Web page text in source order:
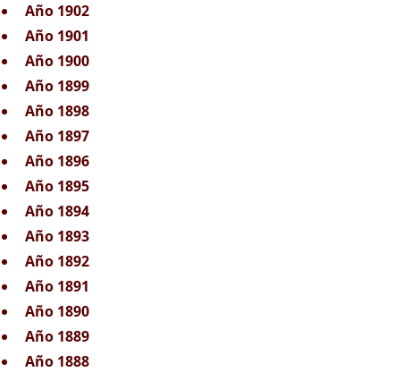
Año 1902
Año 1901
Año 1900
Año 1899
Año 1898
Año 1897
Año 1896
Año 1895
Año 1894
Año 1893
Año 1892
Año 1891
Año 1890
Año 1889
Año 1888